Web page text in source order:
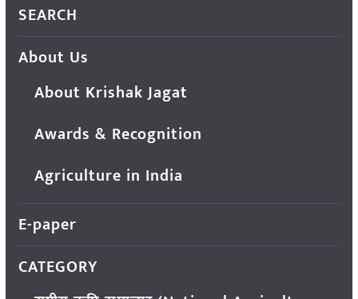
SEARCH
About Us
About Krishak Jagat
Awards & Recognition
Agriculture in India
E-paper
CATEGORY